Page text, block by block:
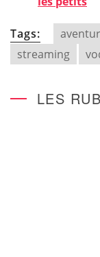
Tags:
streaming
LES